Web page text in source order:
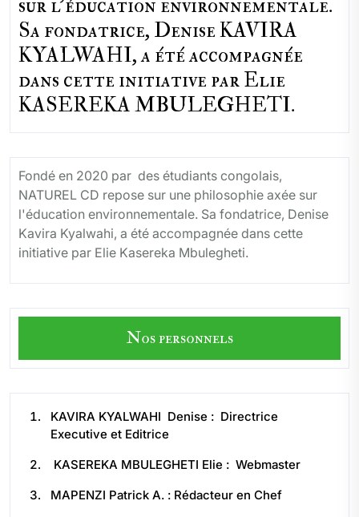
sur l'éducation environnementale.
Sa fondatrice, Denise KAVIRA
KYALWAHI, a été accompagnée
dans cette initiative par Elie
KASEREKA MBULEGHETI.
Fondé en 2020 par des étudiants congolais,
NATUREL CD repose sur une philosophie axée sur
l'éducation environnementale. Sa fondatrice, Denise
Kavira Kyalwahi, a été accompagnée dans cette
initiative par Elie Kasereka Mbulegheti.
Nos personnels
KAVIRA KYALWAHI Denise : Directrice
Executive et Editrice
KASEREKA MBULEGHETI Elie : Webmaster
MAPENZI Patrick A. : Rédacteur en Chef